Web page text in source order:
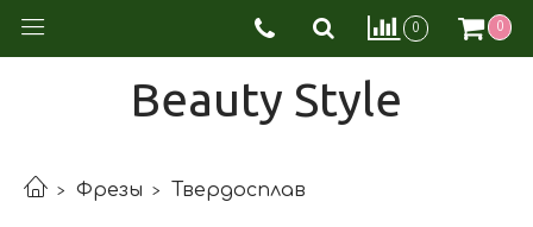
0 0
Beauty Style
Фрезы Твердосплав